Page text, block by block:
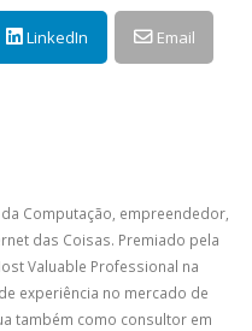
LinkedIn Email
da Computação, empreendedor,
das Coisas. Premiado pela
Valuable Professional na
experiência no mercado de
também como consultor em